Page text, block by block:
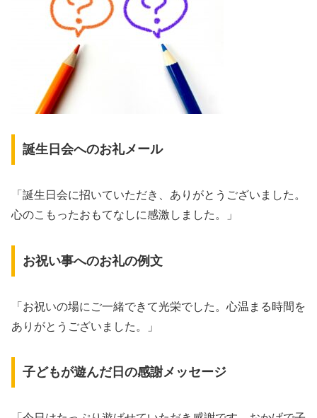
誕生日会へのお礼メール
「誕生日会に招いていただき、ありがとうございました。
心のこもったおもてなしに感激しました。」
お祝い事へのお礼の例文
「お祝いの場にご一緒できて光栄でした。心温まる時間を
ありがとうございました。」
子どもが遊んだ日の感謝メッセージ